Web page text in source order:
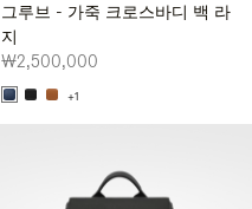
그루브 - 가죽 크로스바디 백 라
지
₩2,500,000
+1